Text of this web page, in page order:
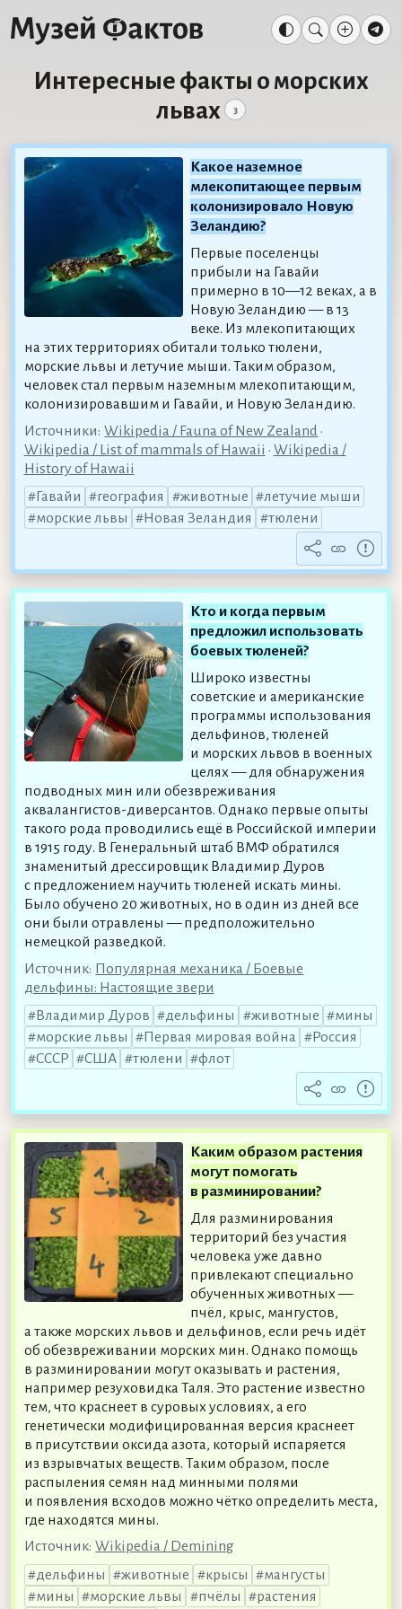
Интересные факты о морских
львах
3
Какое наземное
млекопитающее первым
колонизировало Новую
Зеландию?
Первые поселенцы
прибыли на Гавайи
примерно в 10—12 веках, а в
Новую Зеландию — в 13
веке. Из млекопитающих
на этих территориях обитали только тюлени,
морские львы и летучие мыши. Таким образом,
человек стал первым наземным млекопитающим,
колонизировавшим и Гавайи, и Новую Зеландию.
Источники: Wikipedia / Fauna of New Zealand •
Wikipedia / List of mammals of Hawaii • Wikipedia /
History of Hawaii
Гавайи
география животные
летучие мыши
морские львы
Новая Зеландия тюлени
Кто и когда первым
предложил использовать
боевых тюленей?
Широко известны
советские и американские
программы использования
дельфинов, тюленей
и морских львов в военных
целях — для обнаружения
подводных мин или обезвреживания
аквалангистов-диверсантов. Однако первые опыты
такого рода проводились ещё в Российской империи
в 1915 году. В Генеральный штаб ВМФ обратился
знаменитый дрессировщик Владимир Дуров
с предложением научить тюленей искать мины.
Было обучено 20 животных, но в один из дней все
они были отравлены — предположительно
немецкой разведкой.
Источник: Популярная механика / Боевые
дельфины: Настоящие звери
Владимир Дуров
дельфины животные
мины
морские львы
Первая мировая война
Россия
СССР
США тюлени флот
Каким образом растения
могут помогать
в разминировании?
Для разминирования
территорий без участия
человека уже давно
привлекают специально
обученных животных —
пчёл, крыс, мангустов,
а также морских львов и дельфинов, если речь идёт
об обезвреживании морских мин. Однако помощь
в разминировании могут оказывать и растения,
например резуховидка Таля. Это растение известно
тем, что краснеет в суровых условиях, а его
генетически модифицированная версия краснеет
в присутствии оксида азота, который испаряется
из взрывчатых веществ. Таким образом, после
распыления семян над минными полями
и появления всходов можно чётко определить места,
где находятся мины.
Источник: Wikipedia / Demining
дельфины
животные крысы
мангусты
мины
морские львы пчёлы растения